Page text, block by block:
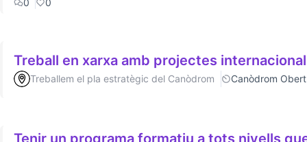
0 0
Treball en xarxa amb projectes
Treballem el pla estratègic del Canòdrom Canòdrom Obert